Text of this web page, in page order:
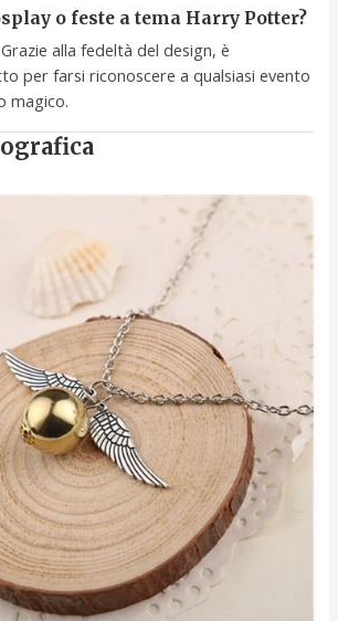
o feste a tema Harry Potter?
alla fedeltà del design, è
per farsi riconoscere a qualsiasi evento
magico.